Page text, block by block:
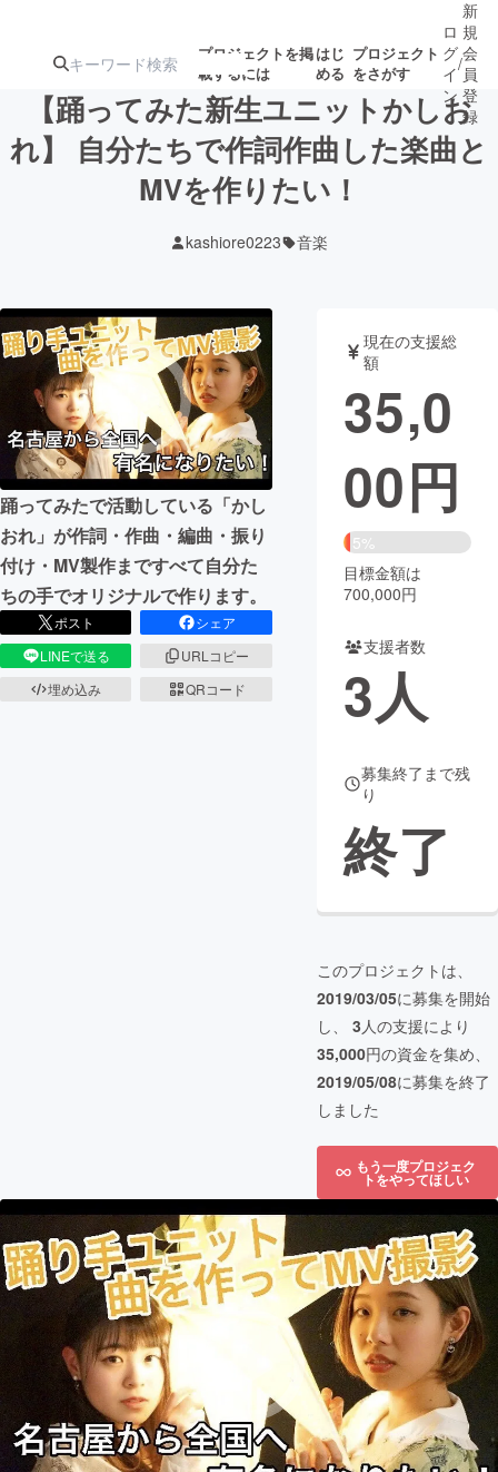
プロジェクトを掲
載するには
はじ
める
プロジェクト
をさがす
注目のリ 注目の新着プロ
ジェクト
募集終了が近いプ
テクノロジー・ガジェット
映像・映画 書籍・雑誌
ビジネス・起業 チャレンジ
まちづくり・地域活性化
CAMPFIRE for Social Good CAMPFIRE Creation
CAMPFIREふるさと納税
コミュニティ
ロ
グ
イ
ン
/
新
規
会
員
登
録
【踊ってみた新生ユニットかしお
れ】 自分たちで作詞作曲した楽曲と
MVを作りたい！
kashiore0223 音楽
踊ってみたで活動している「かし
おれ」が作詞・作曲・編曲・振り
付け・MV製作まですべて自分た
ちの手でオリジナルで作ります。
ポスト
シェア
LINEで送る
URLコピー
埋め込み
QRコード
現在の支援総
額
35,0
00円
5%
目標金額は
700,000円
支援者数
3人
募集終了まで残
り
終了
このプロジェクトは、
2019/03/05に募集を開始
し、 3人の支援により
35,000円の資金を集め、
2019/05/08に募集を終了
しました
もう一度プロジェク
トをやってほしい